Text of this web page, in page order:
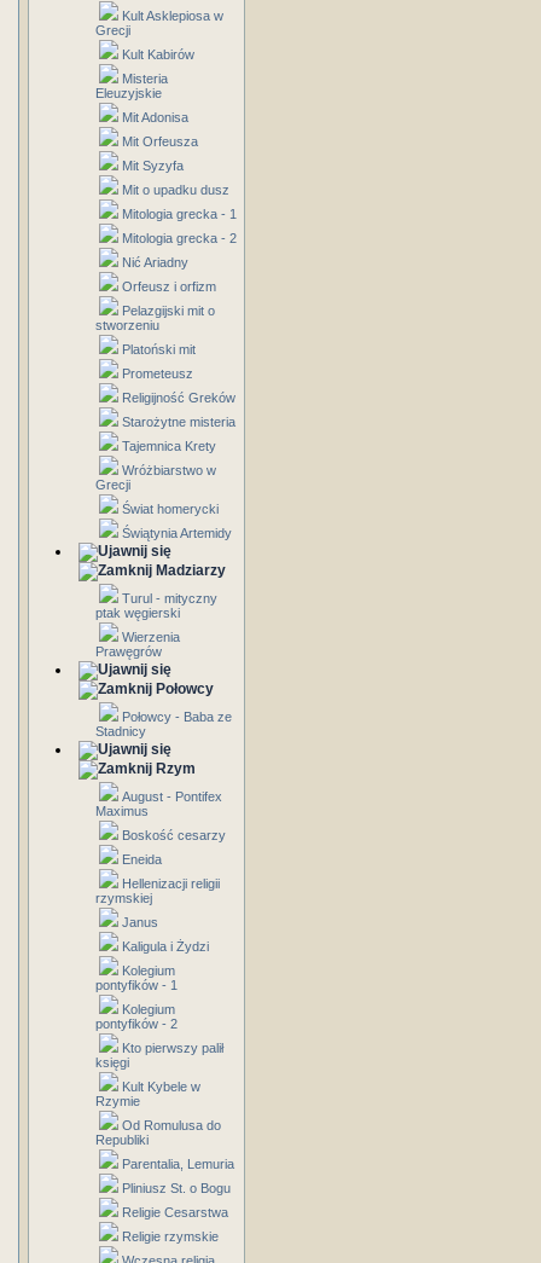
Kult Asklepiosa w
Grecji
Kult Kabirów
Misteria
Eleuzyjskie
Mit Adonisa
Mit Orfeusza
Mit Syzyfa
Mit o upadku dusz
Mitologia grecka - 1
Mitologia grecka - 2
Nić Ariadny
Orfeusz i orfizm
Pelazgijski mit o
stworzeniu
Platoński mit
Prometeusz
Religijność Greków
Starożytne misteria
Tajemnica Krety
Wróżbiarstwo w
Grecji
Świat homerycki
Świątynia Artemidy
Madziarzy
Turul - mityczny
ptak węgierski
Wierzenia
Prawęgrów
Połowcy
Połowcy - Baba ze
Stadnicy
Rzym
August - Pontifex
Maximus
Boskość cesarzy
Eneida
Hellenizacji religii
rzymskiej
Janus
Kaligula i Żydzi
Kolegium
pontyfików - 1
Kolegium
pontyfików - 2
Kto pierwszy palił
księgi
Kult Kybele w
Rzymie
Od Romulusa do
Republiki
Parentalia, Lemuria
Pliniusz St. o Bogu
Religie Cesarstwa
Religie rzymskie